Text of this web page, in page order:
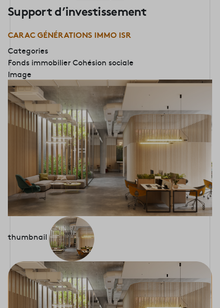
Support d’investissement
CARAC GÉNÉRATIONS IMMO ISR
Categories
Fonds immobilierCohésion sociale
Image
thumbnail